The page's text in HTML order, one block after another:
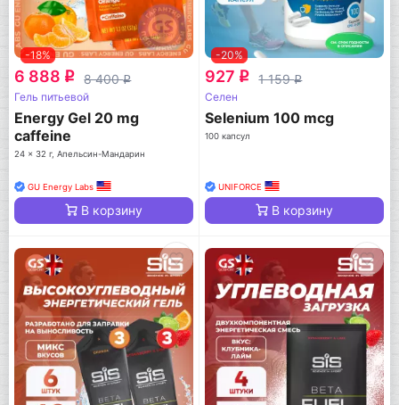
-18%
6 888 q 8 400q
Гель питьевой
Energy Gel 20 mg
caffeine
24 x 32 г, Апельсин-Мандарин
GU Energy Labs
В корзину
-20%
927 q 1 159q
Селен
Selenium 100 mcg
100 капсул
UNIFORCE
В корзину